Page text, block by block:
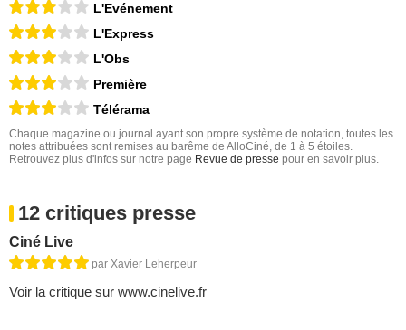
L'Evénement
L'Express
L'Obs
Première
Télérama
Chaque magazine ou journal ayant son propre système de notation, toutes les
notes attribuées sont remises au barême de AlloCiné, de 1 à 5 étoiles.
Retrouvez plus d'infos sur notre page Revue de presse pour en savoir plus.
12 critiques presse
Ciné Live
par Xavier Leherpeur
Voir la critique sur www.cinelive.fr